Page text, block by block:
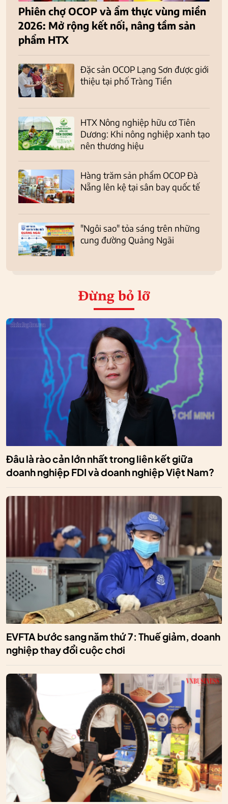
Phiên chợ OCOP và ẩm thực vùng miền
2026: Mở rộng kết nối, nâng tầm sản
phẩm HTX
Đặc sản OCOP Lạng Sơn được giới
thiệu tại phố Tràng Tiền
HTX Nông nghiệp hữu cơ Tiên
Dương: Khi nông nghiệp xanh tạo
nên thương hiệu
Hàng trăm sản phẩm OCOP Đà
Nẵng lên kệ tại sân bay quốc tế
"Ngôi sao" tỏa sáng trên những
cung đường Quảng Ngãi
Đừng bỏ lỡ
Đâu là rào cản lớn nhất trong liên kết giữa
doanh nghiệp FDI và doanh nghiệp Việt Nam?
EVFTA bước sang năm thứ 7: Thuế giảm, doanh
nghiệp thay đổi cuộc chơi